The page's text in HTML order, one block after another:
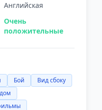
Английская
Очень
положительные
Бой
Вид сбоку